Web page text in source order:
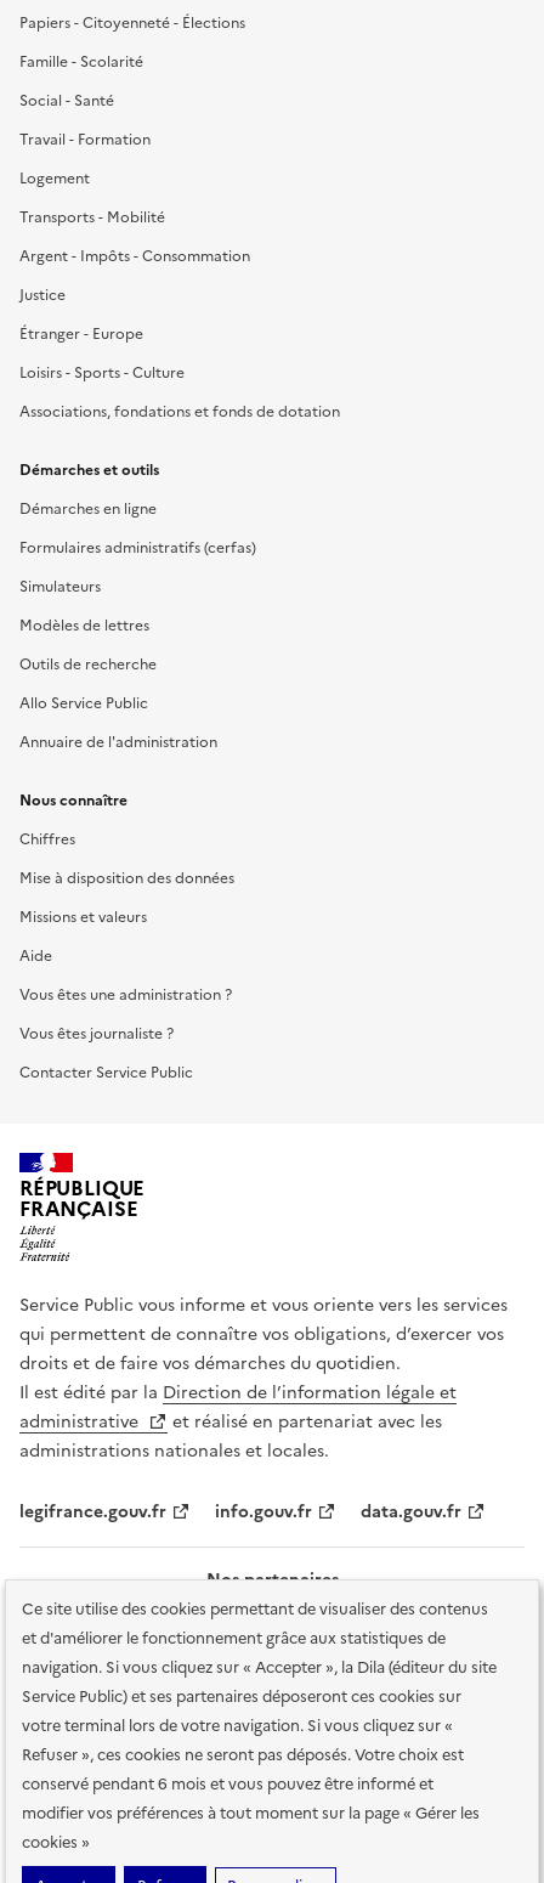
Ce site utilise des cookies permettant de visualiser des contenus
et d'améliorer le fonctionnement grâce aux statistiques de
navigation. Si vous cliquez sur « Accepter », la Dila (éditeur du site
Service Public) et ses partenaires déposeront ces cookies sur
votre terminal lors de votre navigation. Si vous cliquez sur «
Refuser », ces cookies ne seront pas déposés. Votre choix est
conservé pendant 6 mois et vous pouvez être informé et
modifier vos préférences à tout moment sur la page « Gérer les
cookies »
Papiers - Citoyenneté - Élections
Famille - Scolarité
Social - Santé
Travail - Formation
Logement
Transports - Mobilité
Argent - Impôts - Consommation
Justice
Étranger - Europe
Loisirs - Sports - Culture
Associations, fondations et fonds de dotation
Démarches et outils
Démarches en ligne
Formulaires administratifs (cerfas)
Simulateurs
Modèles de lettres
Outils de recherche
Allo Service Public
Annuaire de l'administration
Nous connaître
Chiffres
Mise à disposition des données
Missions et valeurs
Aide
Vous êtes une administration ?
Vous êtes journaliste ?
Contacter Service Public
RÉPUBLIQUE
FRANÇAISE
Service Public vous informe et vous oriente vers les services
qui permettent de connaître vos obligations, d’exercer vos
droits et de faire vos démarches du quotidien.
Il est édité par la Direction de l’information légale et
administrative
et réalisé en partenariat avec les
administrations nationales et locales.
legifrance.gouv.fr info.gouv.fr data.gouv.fr
Nos partenaires
Plan du site Accessibilité : totalement conforme
Accessibilité des
services en ligne Mentions légales Données personnelles et sécurité
Conditions générales d'utilisation Gestion des cookies
Sauf mention contraire, tous les contenus de ce site sont sous